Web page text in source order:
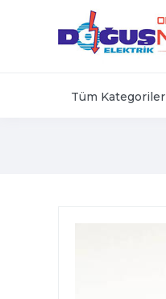
Tüm Kategoriler